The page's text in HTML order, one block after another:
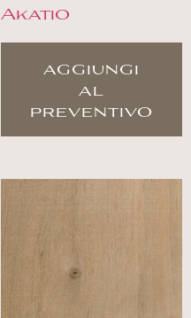
Akatio
aggiungi
al
preventivo